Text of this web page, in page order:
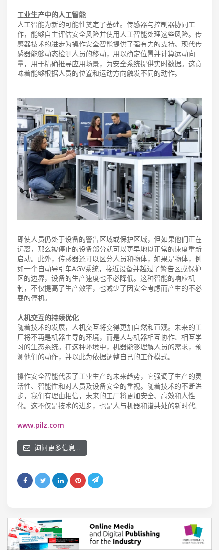
工业生产中的人工智能
人工智能为新的可能性奠定了基础。传感器与控制器协同工
作，能够自主评估安全风险并使用人工智能处理这些风险。传
感器技术的进步为操作安全智能提供了强有力的支持。现代传
感器能够动态检测人员的移动，用以确定位置并计算运动向
量，用于精确推导应用场景，为安全系统提供实时数据。这意
味着能够根据人员的位置和运动方向触发不同的动作。
即使人员仍处于设备的警告区域或保护区域，但如果他们正在
远离，那么被停止的设备部分就可以更早地以正常的速度重新
启动。此外，传感器还可以区分人员和物体，如果是物体，例
如一个自动导引车AGV系统，接近设备并越过了警告区或保护
区的边界，设备的生产速度也不必降低。这种智能的响应机
制，不仅提高了生产效率，也减少了因安全考虑而产生的不必
要的停机。
人机交互的持续优化
随着技术的发展，人机交互将变得更加自然和直观。未来的工
厂将不再是机器主导的环境，而是人与机器相互协作、相互学
习的生态系统。在这种环境中，机器能够理解人员的需求，预
测他们的动作，并以此为依据调整自己的工作模式。
操作安全智能代表了工业生产的未来趋势，它强调了生产的灵
活性、智能性和对人员及设备安全的重视。随着技术的不断进
步，我们有理由相信，未来的工厂将更加安全、高效和人性
化。这不仅是技术的进步，也是人与机器和谐共处的新时代。
www.pilz.com
询问更多信息…